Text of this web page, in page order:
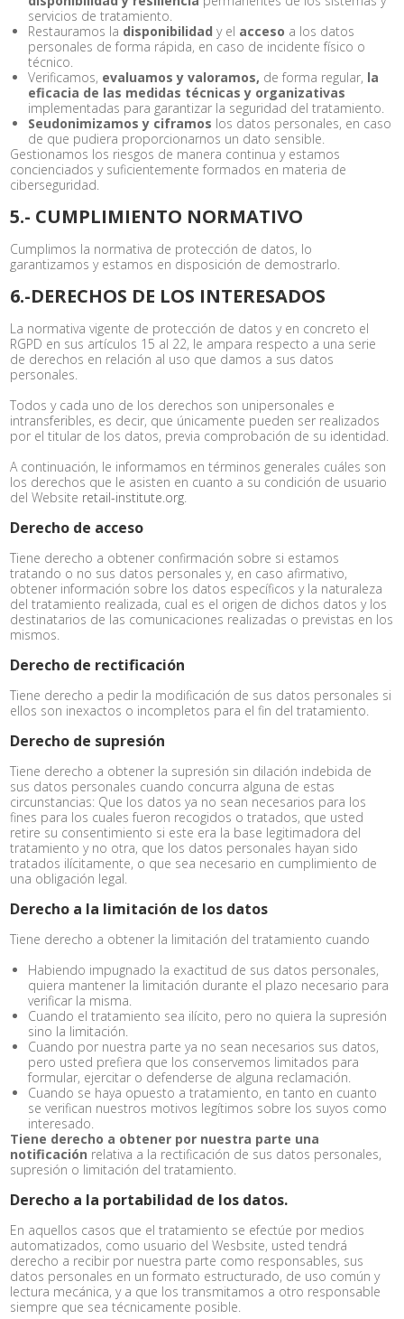
servicios de tratamiento.
Restauramos la disponibilidad y el acceso a los datos
personales de forma rápida, en caso de incidente físico o
técnico.
Verificamos, evaluamos y valoramos, de forma regular, la
eficacia de las medidas técnicas y organizativas
implementadas para garantizar la seguridad del tratamiento.
Seudonimizamos y ciframos los datos personales, en caso
de que pudiera proporcionarnos un dato sensible.
Gestionamos los riesgos de manera continua y estamos
concienciados y suficientemente formados en materia de
ciberseguridad.
5.- CUMPLIMIENTO NORMATIVO
Cumplimos la normativa de protección de datos, lo
garantizamos y estamos en disposición de demostrarlo.
6.-DERECHOS DE LOS INTERESADOS
La normativa vigente de protección de datos y en concreto el
RGPD en sus artículos 15 al 22, le ampara respecto a una serie
de derechos en relación al uso que damos a sus datos
personales.
Todos y cada uno de los derechos son unipersonales e
intransferibles, es decir, que únicamente pueden ser realizados
por el titular de los datos, previa comprobación de su identidad.
A continuación, le informamos en términos generales cuáles son
los derechos que le asisten en cuanto a su condición de usuario
del Website retail-institute.org.
Derecho de acceso
Tiene derecho a obtener confirmación sobre si estamos
tratando o no sus datos personales y, en caso afirmativo,
obtener información sobre los datos específicos y la naturaleza
del tratamiento realizada, cual es el origen de dichos datos y los
destinatarios de las comunicaciones realizadas o previstas en los
mismos.
Derecho de rectificación
Tiene derecho a pedir la modificación de sus datos personales si
ellos son inexactos o incompletos para el fin del tratamiento.
Derecho de supresión
Tiene derecho a obtener la supresión sin dilación indebida de
sus datos personales cuando concurra alguna de estas
circunstancias: Que los datos ya no sean necesarios para los
fines para los cuales fueron recogidos o tratados, que usted
retire su consentimiento si este era la base legitimadora del
tratamiento y no otra, que los datos personales hayan sido
tratados ilícitamente, o que sea necesario en cumplimiento de
una obligación legal.
Derecho a la limitación de los datos
Tiene derecho a obtener la limitación del tratamiento cuando
Habiendo impugnado la exactitud de sus datos personales,
quiera mantener la limitación durante el plazo necesario para
verificar la misma.
Cuando el tratamiento sea ilícito, pero no quiera la supresión
sino la limitación.
Cuando por nuestra parte ya no sean necesarios sus datos,
pero usted prefiera que los conservemos limitados para
formular, ejercitar o defenderse de alguna reclamación.
Cuando se haya opuesto a tratamiento, en tanto en cuanto
se verifican nuestros motivos legítimos sobre los suyos como
interesado.
Tiene derecho a obtener por nuestra parte una
notificación relativa a la rectificación de sus datos personales,
supresión o limitación del tratamiento.
Derecho a la portabilidad de los datos.
En aquellos casos que el tratamiento se efectúe por medios
automatizados, como usuario del Wesbsite, usted tendrá
derecho a recibir por nuestra parte como responsables, sus
datos personales en un formato estructurado, de uso común y
lectura mecánica, y a que los transmitamos a otro responsable
siempre que sea técnicamente posible.